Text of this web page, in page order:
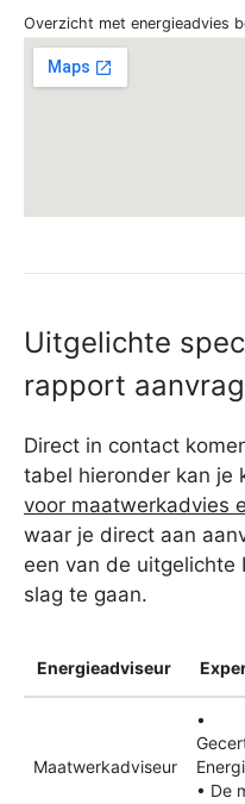
Overzicht met energieadvies
Uitgelichte
rapport
Direct in contact
tabel hieronder kan je
voor maatwerkadvies
waar je direct aan
een van de
slag te gaan.
Energieadviseur
Maatwerkadviseur
•
• De